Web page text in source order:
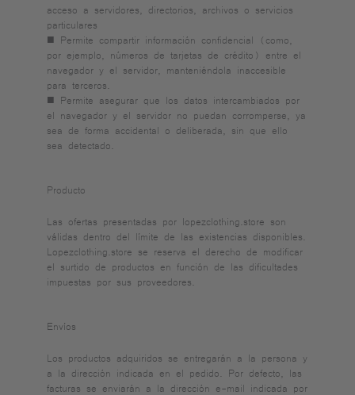
acceso a servidores, directorios, archivos o servicios
particulares
■ Permite compartir información confidencial (como,
por ejemplo, números de tarjetas de crédito) entre el
navegador y el servidor, manteniéndola inaccesible
para terceros.
■ Permite asegurar que los datos intercambiados por
el navegador y el servidor no puedan corromperse, ya
sea de forma accidental o deliberada, sin que ello
sea detectado.
Producto
Las ofertas presentadas por lopezclothing.store son
válidas dentro del límite de las existencias disponibles.
Lopezclothing.store se reserva el derecho de modificar
el surtido de productos en función de las dificultades
impuestas por sus proveedores.
Envíos
Los productos adquiridos se entregarán a la persona y
a la dirección indicada en el pedido. Por defecto, las
facturas se enviarán a la dirección e-mail indicada por